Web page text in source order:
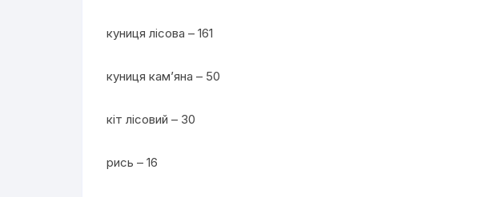
куниця лісова – 161
куниця кам’яна – 50
кіт лісовий – 30
рись – 16